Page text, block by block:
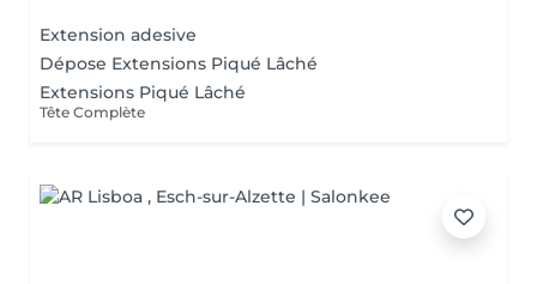
Extension adesive
Dépose Extensions Piqué Lâché
Extensions Piqué Lâché
Tête Complète